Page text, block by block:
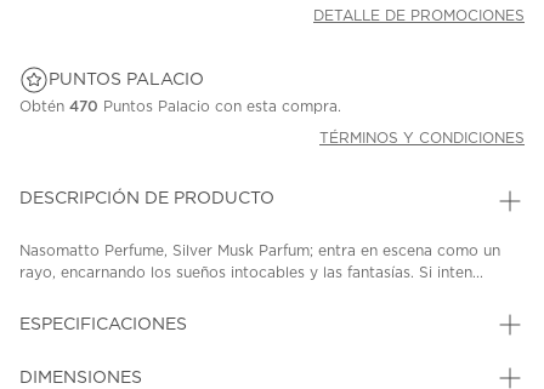
DETALLE DE PROMOCIONES
PUNTOS PALACIO
Obtén 470 Puntos Palacio con esta compra.
TÉRMINOS Y CONDICIONES
DESCRIPCIÓN DE PRODUCTO
Nasomatto Perfume, Silver Musk Parfum; entra en escena como un
rayo, encarnando los sueños intocables y las fantasías. Si inten...
ESPECIFICACIONES
DIMENSIONES